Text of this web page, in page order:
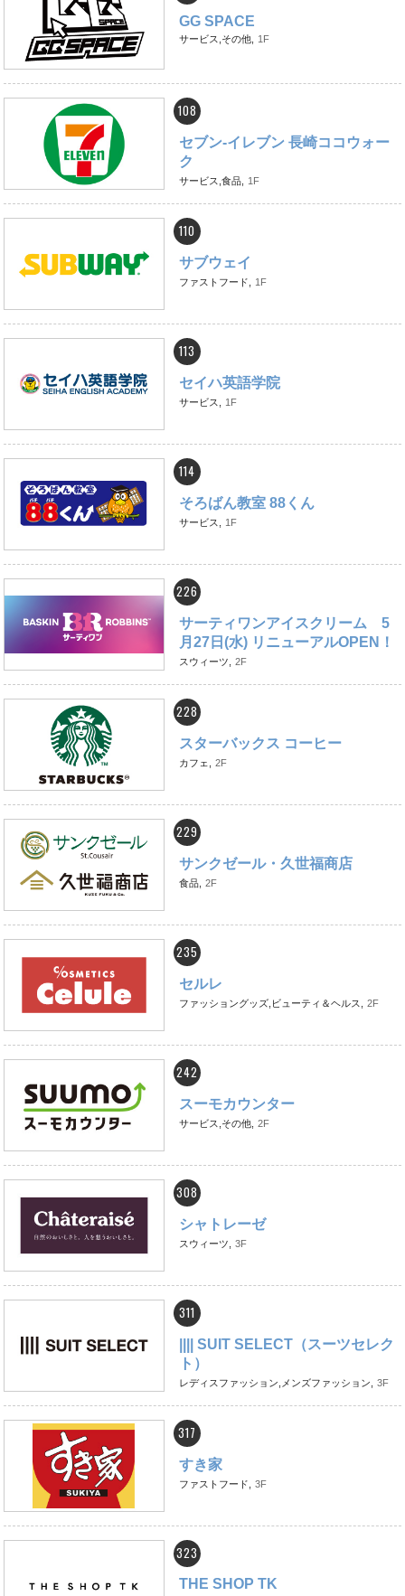
GG SPACE
サービス,その他, 1F
108
セブン‐イレブン 長崎ココウォー
ク
サービス,食品, 1F
110
サブウェイ
ファストフード, 1F
113
セイハ英語学院
サービス, 1F
114
そろばん教室 88くん
サービス, 1F
226
サーティワンアイスクリーム 5
月27日(水) リニューアルOPEN！
スウィーツ, 2F
228
スターバックス コーヒー
カフェ, 2F
229
サンクゼール・久世福商店
食品, 2F
235
セルレ
ファッショングッズ,ビューティ＆ヘルス, 2F
242
スーモカウンター
サービス,その他, 2F
308
シャトレーゼ
スウィーツ, 3F
311
|||| SUIT SELECT（スーツセレク
ト）
レディスファッション,メンズファッション, 3F
317
すき家
ファストフード, 3F
323
THE SHOP TK